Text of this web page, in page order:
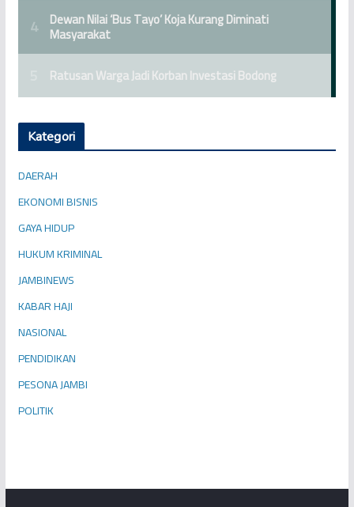
Kategori
DAERAH
EKONOMI BISNIS
GAYA HIDUP
HUKUM KRIMINAL
JAMBINEWS
KABAR HAJI
NASIONAL
PENDIDIKAN
PESONA JAMBI
POLITIK